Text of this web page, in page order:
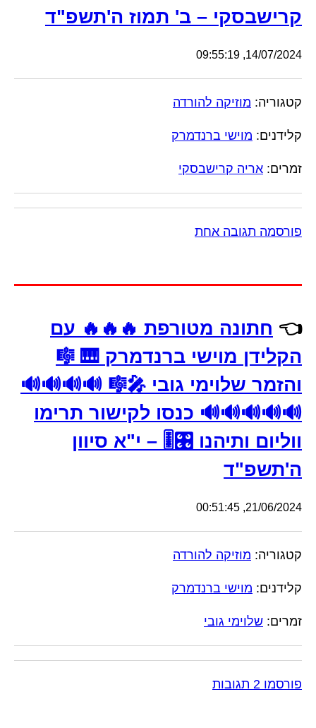
קרישבסקי – ב' תמוז ה'תשפ"ד
14/07/2024, 09:55:19
קטגוריה: מוזיקה להורדה
קלידנים: מוישי ברנדמרק
זמרים: אריה קרישבסקי
פורסמה תגובה אחת
👈 חתונה מטורפת 🔥🔥🔥 עם
הקלידן מוישי ברנדמרק 🎹 🎼
והזמר שלוימי גובי 🎤🎼 🔊🔊🔊🔊
🔊🔊🔊🔊🔊 כנסו לקישור תרימו
ווליום ותיהנו 🎛🎚 – י"א סיוון
ה'תשפ"ד
21/06/2024, 00:51:45
קטגוריה: מוזיקה להורדה
קלידנים: מוישי ברנדמרק
זמרים: שלוימי גובי
פורסמו 2 תגובות